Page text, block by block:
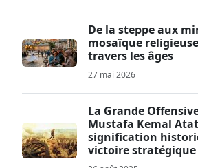
De la steppe aux
mosaïque
travers les âges
27 mai 2026
La Grande
Mustafa Kemal
signification
victoire stratégique